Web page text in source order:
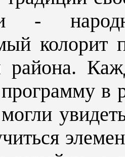
-
колорит
района.
в